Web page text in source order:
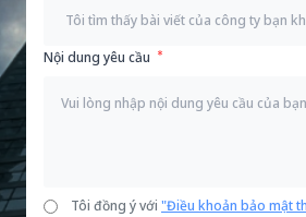
Nội dung yêu cầu
Tôi đồng ý với "Điều khoản bảo mật